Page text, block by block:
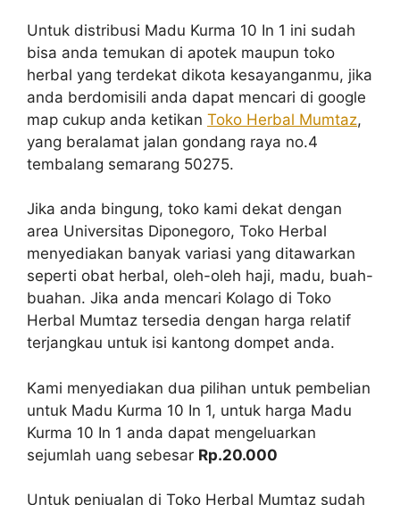
Untuk distribusi Madu Kurma 10 In 1 ini sudah
bisa anda temukan di apotek maupun toko
herbal yang terdekat dikota kesayanganmu, jika
anda berdomisili anda dapat mencari di google
map cukup anda ketikan Toko Herbal Mumtaz,
yang beralamat jalan gondang raya no.4
tembalang semarang 50275.
Jika anda bingung, toko kami dekat dengan
area Universitas Diponegoro, Toko Herbal
menyediakan banyak variasi yang ditawarkan
seperti obat herbal, oleh-oleh haji, madu, buah-
buahan. Jika anda mencari Kolago di Toko
Herbal Mumtaz tersedia dengan harga relatif
terjangkau untuk isi kantong dompet anda.
Kami menyediakan dua pilihan untuk pembelian
untuk Madu Kurma 10 In 1, untuk harga Madu
Kurma 10 In 1 anda dapat mengeluarkan
sejumlah uang sebesar Rp.20.000
Untuk penjualan di Toko Herbal Mumtaz sudah